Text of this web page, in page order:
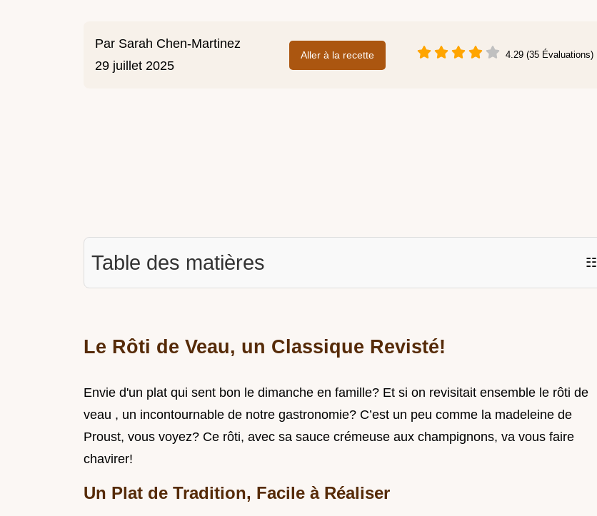
Par Sarah Chen-Martinez
29 juillet 2025
Aller à la recette 4.29 (35 Évaluations)
Table des matières ☷
Le Rôti de Veau, un Classique Revisté!
Envie d'un plat qui sent bon le dimanche en famille? Et si on revisitait ensemble le rôti de
veau , un incontournable de notre gastronomie? C’est un peu comme la madeleine de
Proust, vous voyez? Ce rôti, avec sa sauce crémeuse aux champignons, va vous faire
chavirer!
Un Plat de Tradition, Facile à Réaliser